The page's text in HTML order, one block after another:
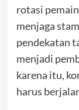
rotasi
menjaga
pendekatan
menjadi
karena itu,
harus